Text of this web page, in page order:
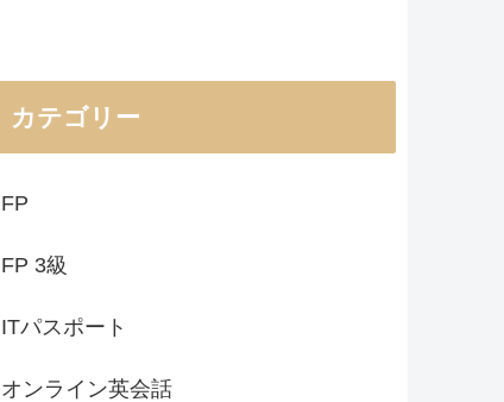
カテゴリー
FP
FP 3級
ITパスポート
オンライン英会話